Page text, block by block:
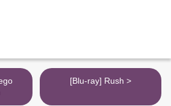
[Blu-ray] Rush >